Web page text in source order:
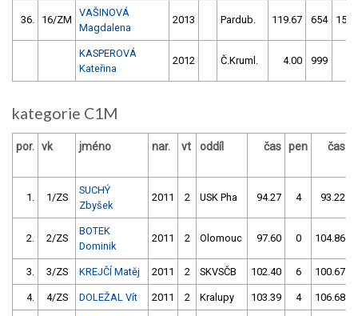
36. 16/ZM
VAŠINOVÁ
Magdalena
2013 Pardub. 119.67 654
KASPEROVÁ
Kateřina
2012 Č.Kruml. 4.00 999
kategorie C1M
por. vk jméno nar. vt oddíl čas pen čas
1. 1/ZS
SUCHÝ
Zbyšek
2011 2 USK Pha 94.27 4 93.22
2. 2/ZS
BOTEK
Dominik
2011 2 Olomouc 97.60 0 104.86
3. 3/ZS KREJČÍ Matěj 2011 2 SKVSČB 102.40 6 100.67
4. 4/ZS DOLEŽAL Vít 2011 2 Kralupy 103.39 4 106.68